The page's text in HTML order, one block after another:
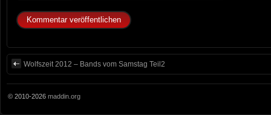
Wolfszeit 2012 – Bands vom Samstag Teil2
© 2010-2026 maddin.org